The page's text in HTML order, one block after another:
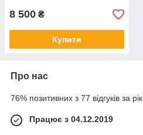
8 500 ₴
Купити
Про нас
76% позитивних з 77 відгуків за рік
Працює з 04.12.2019